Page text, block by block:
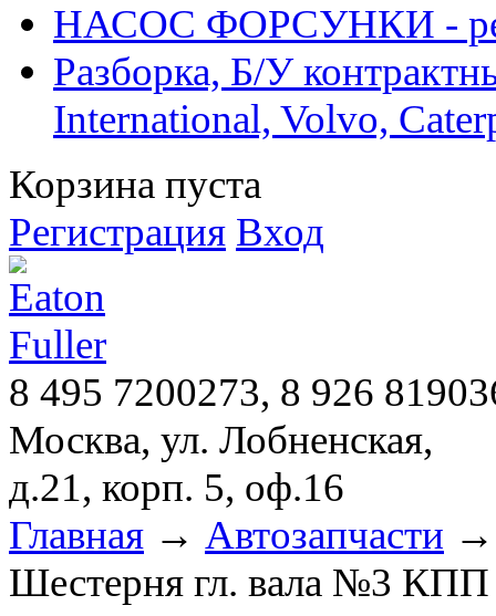
НАСОС ФОРСУНКИ -
Разборка, Б/У
International, Volvo,
Корзина пуста
Регистрация Вход
8 495 7200273, 8 926
Москва, ул. Лобненская,
д.21, корп. 5, оф.16
Главная → Автозапчасти
Шестерня гл. вала №3 КПП